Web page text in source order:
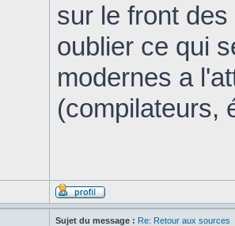
sur le front
oublier ce qui
modernes a
(compilateurs,
Sujet du message : Re: Retour aux sources